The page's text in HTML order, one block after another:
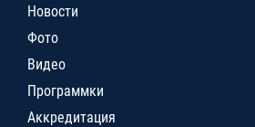
Новости
Фото
Видео
Программки
Аккредитация